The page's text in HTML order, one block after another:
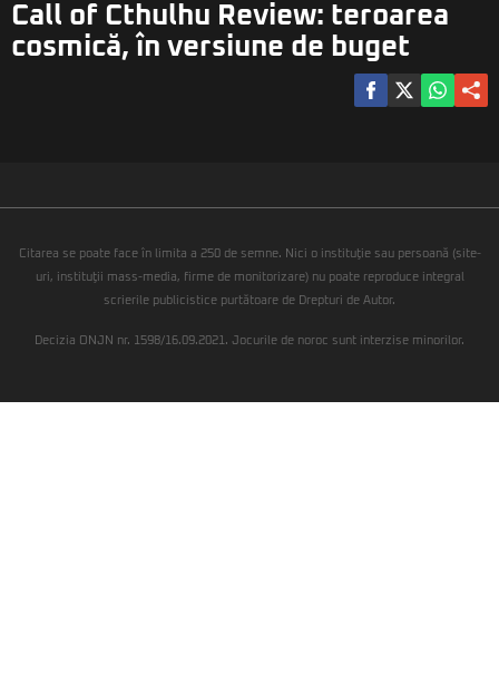
Call of Cthulhu Review: teroarea
cosmică, în versiune de buget
Citarea se poate face în limita a 250 de semne. Nici o instituţie sau persoană (site-
uri, instituţii mass-media, firme de monitorizare) nu poate reproduce integral
scrierile publicistice purtătoare de Drepturi de Autor.
Decizia ONJN nr. 1598/16.09.2021. Jocurile de noroc sunt interzise minorilor.